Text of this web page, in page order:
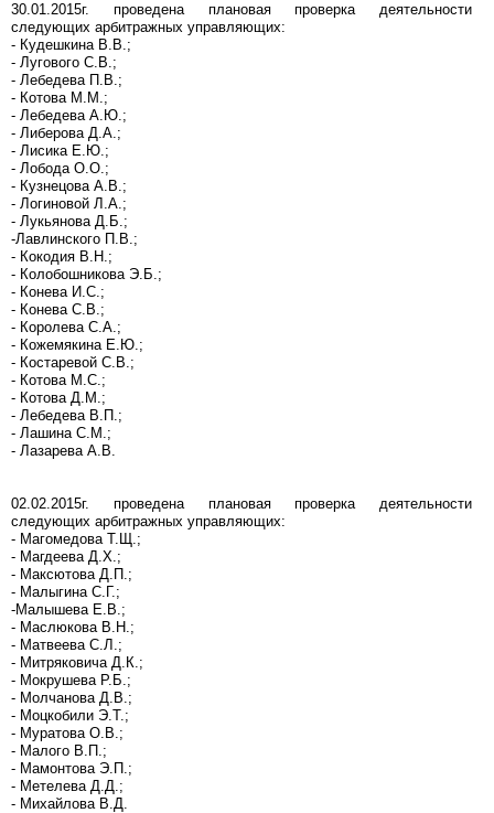
30.01.2015г. проведена плановая проверка деятельности
следующих арбитражных управляющих:
- Кудешкина В.В.;
- Лугового С.В.;
- Лебедева П.В.;
- Котова М.М.;
- Лебедева А.Ю.;
- Либерова Д.А.;
- Лисика Е.Ю.;
- Лобода О.О.;
- Кузнецова А.В.;
- Логиновой Л.А.;
- Лукьянова Д.Б.;
-Лавлинского П.В.;
- Кокодия В.Н.;
- Колобошникова Э.Б.;
- Конева И.С.;
- Конева С.В.;
- Королева С.А.;
- Кожемякина Е.Ю.;
- Костаревой С.В.;
- Котова М.С.;
- Котова Д.М.;
- Лебедева В.П.;
- Лашина С.М.;
- Лазарева А.В.
02.02.2015г. проведена плановая проверка деятельности
следующих арбитражных управляющих:
- Магомедова Т.Щ.;
- Магдеева Д.Х.;
- Максютова Д.П.;
- Малыгина С.Г.;
-Малышева Е.В.;
- Маслюкова В.Н.;
- Матвеева С.Л.;
- Митряковича Д.К.;
- Мокрушева Р.Б.;
- Молчанова Д.В.;
- Моцкобили Э.Т.;
- Муратова О.В.;
- Малого В.П.;
- Мамонтова Э.П.;
- Метелева Д.Д.;
- Михайлова В.Д.